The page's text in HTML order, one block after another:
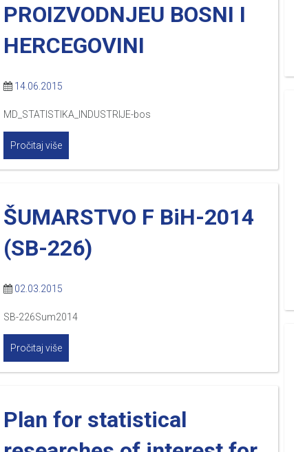
PROIZVODNJEU BOSNI I
HERCEGOVINI
14.06.2015
MD_STATISTIKA_INDUSTRIJE-bos
Pročitaj više
ŠUMARSTVO F BiH-2014
(SB-226)
02.03.2015
SB-226Sum2014
Pročitaj više
Plan for statistical